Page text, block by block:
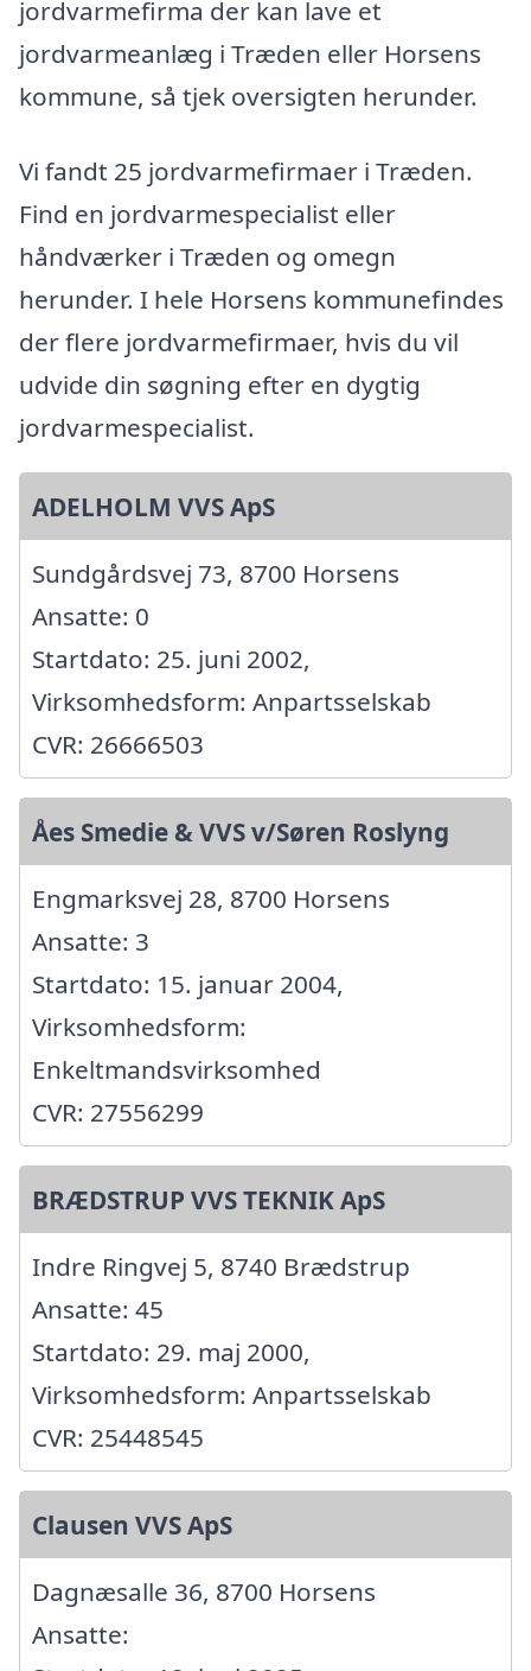
jordvarmefirma der kan lave et
jordvarmeanlæg i Træden eller Horsens
kommune, så tjek oversigten herunder.
Vi fandt 25 jordvarmefirmaer i Træden.
Find en jordvarmespecialist eller
håndværker i Træden og omegn
herunder. I hele Horsens kommunefindes
der flere jordvarmefirmaer, hvis du vil
udvide din søgning efter en dygtig
jordvarmespecialist.
ADELHOLM VVS ApS
Sundgårdsvej 73, 8700 Horsens
Ansatte: 0
Startdato: 25. juni 2002,
Virksomhedsform: Anpartsselskab
CVR: 26666503
Åes Smedie & VVS v/Søren Roslyng
Engmarksvej 28, 8700 Horsens
Ansatte: 3
Startdato: 15. januar 2004,
Virksomhedsform:
Enkeltmandsvirksomhed
CVR: 27556299
BRÆDSTRUP VVS TEKNIK ApS
Indre Ringvej 5, 8740 Brædstrup
Ansatte: 45
Startdato: 29. maj 2000,
Virksomhedsform: Anpartsselskab
CVR: 25448545
Clausen VVS ApS
Dagnæsalle 36, 8700 Horsens
Ansatte: